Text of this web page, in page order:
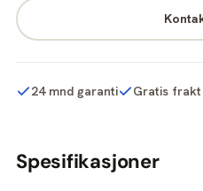
24 mnd garanti Gratis
Spesifikasjoner